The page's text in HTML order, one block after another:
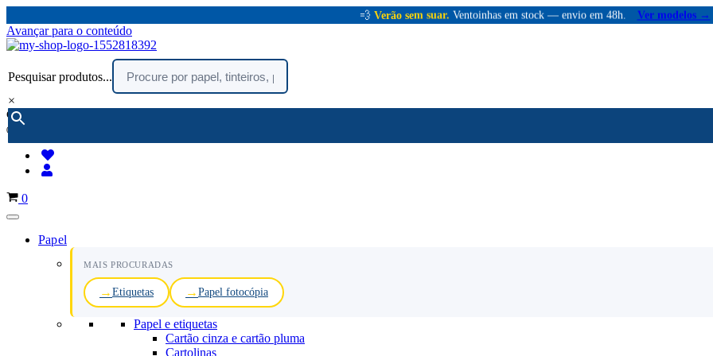
💨 Verão sem suar. Ventoinhas em stock — envio em 48h. Ver modelos →
Avançar para o conteúdo
Pesquisar produtos...
×
encomendar por telefone :
(chamada rede fixa nacional)
Carrinho
0
Papel
MAIS PROCURADAS
Etiquetas Papel fotocópia
Papel e etiquetas
Cartão cinza e cartão pluma
Cartolinas